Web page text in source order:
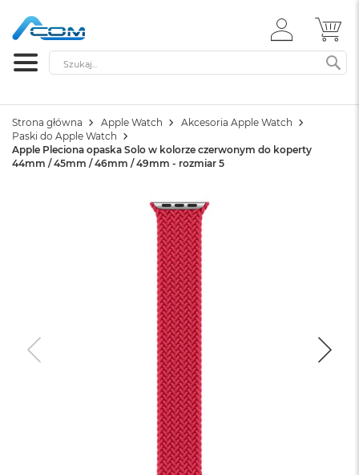
ZALOGUJ
SIĘ
Szukaj
Strona główna Apple Watch
Akcesoria Apple Watch
Paski do Apple Watch
Apple Pleciona opaska Solo w kolorze czerwonym do koperty
44mm / 45mm / 46mm / 49mm - rozmiar 5